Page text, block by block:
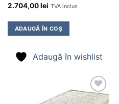
2.704,00lei TVA inclus
ADAUGĂ ÎN COȘ
Adaugă în wishlist
Adaugă